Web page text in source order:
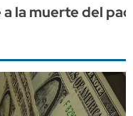
la muerte del